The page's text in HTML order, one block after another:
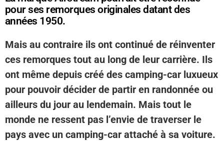
pour ses remorques originales datant des
années 1950.
Mais au contraire ils ont continué de réinventer
ces remorques tout au long de leur carrière. Ils
ont même depuis créé des camping-car luxueux
pour pouvoir décider de partir en randonnée ou
ailleurs du jour au lendemain. Mais tout le
monde ne ressent pas l’envie de traverser le
pays avec un camping-car attaché à sa voiture.